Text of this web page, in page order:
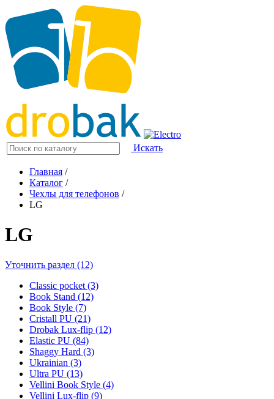
Искать
Главная /
Каталог /
Чехлы для телефонов /
LG
LG
Уточнить раздел (12)
Classic pocket (3)
Book Stand (12)
Book Style (7)
Cristall PU (21)
Drobak Lux-flip (12)
Elastic PU (84)
Shaggy Hard (3)
Ukrainian (3)
Ultra PU (13)
Vellini Book Style (4)
Vellini Lux-flip (9)